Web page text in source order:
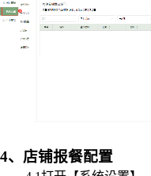
4、店铺报餐配置